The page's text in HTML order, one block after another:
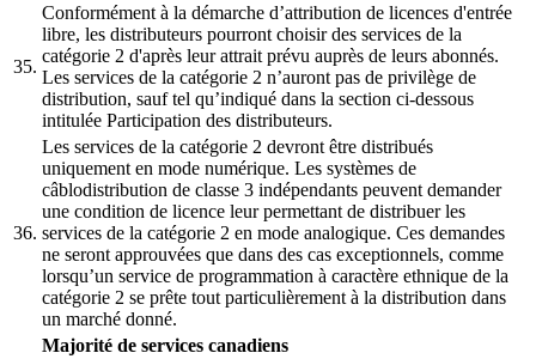
35.
Conformément à la démarche d’attribution de licences d'entrée
libre, les distributeurs pourront choisir des services de la
catégorie 2 d'après leur attrait prévu auprès de leurs abonnés.
Les services de la catégorie 2 n’auront pas de privilège de
distribution, sauf tel qu’indiqué dans la section ci-dessous
intitulée Participation des distributeurs.
36.
Les services de la catégorie 2 devront être distribués
uniquement en mode numérique. Les systèmes de
câblodistribution de classe 3 indépendants peuvent demander
une condition de licence leur permettant de distribuer les
services de la catégorie 2 en mode analogique. Ces demandes
ne seront approuvées que dans des cas exceptionnels, comme
lorsqu’un service de programmation à caractère ethnique de la
catégorie 2 se prête tout particulièrement à la distribution dans
un marché donné.
Majorité de services canadiens